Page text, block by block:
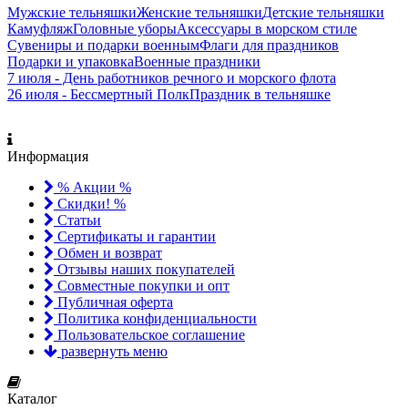
Мужские тельняшкиЖенские тельняшкиДетские тельняшки
КамуфляжГоловные уборыАксессуары в морском стиле
Сувениры и подарки военнымФлаги для праздников
Подарки и упаковкаВоенные праздники
7 июля - День работников речного и морского флота
26 июля - Бессмертный ПолкПраздник в тельняшке
Информация
% Акции %
Скидки! %
Статьи
Сертификаты и гарантии
Обмен и возврат
Отзывы наших покупателей
Совместные покупки и опт
Публичная оферта
Политика конфиденциальности
Пользовательское соглашение
развернуть меню
Каталог